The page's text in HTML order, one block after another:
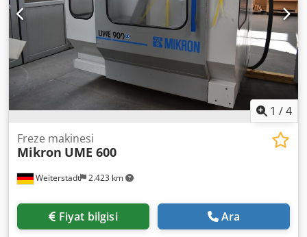
1 /4
Weiterstadt 2.423 km
Freze makinesi
Mikron UME 600
Fiyat bilgisi Ara